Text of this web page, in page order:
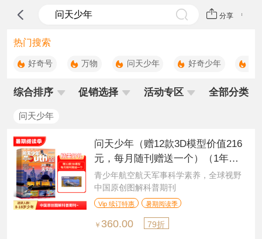
分享
热门搜索
好奇号 万物 问天少年 好奇少年
综合排序 促销选择 活动专区 全部分类
问天少年
问天少年（赠12款3D模型价值216
元，每月随刊赠送一个）（1年共
12期）（杂志订阅）
青少年航空航天军事科学素养，全球视野
中国原创图解科普期刊
Vip 续订特惠 暑期阅读季
￥ 360.00 79折